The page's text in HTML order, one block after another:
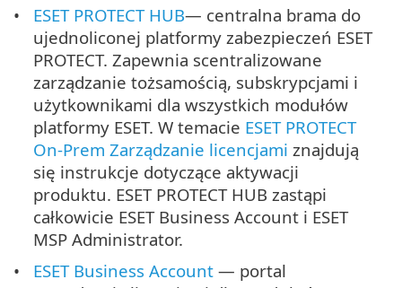
ESET PROTECT HUB— centralna brama do
ujednoliconej platformy zabezpieczeń ESET
PROTECT. Zapewnia scentralizowane
zarządzanie tożsamością, subskrypcjami i
użytkownikami dla wszystkich modułów
platformy ESET. W temacie ESET PROTECT
On-Prem Zarządzanie licencjami znajdują
się instrukcje dotyczące aktywacji
produktu. ESET PROTECT HUB zastąpi
całkowicie ESET Business Account i ESET
MSP Administrator.
ESET Business Account — portal